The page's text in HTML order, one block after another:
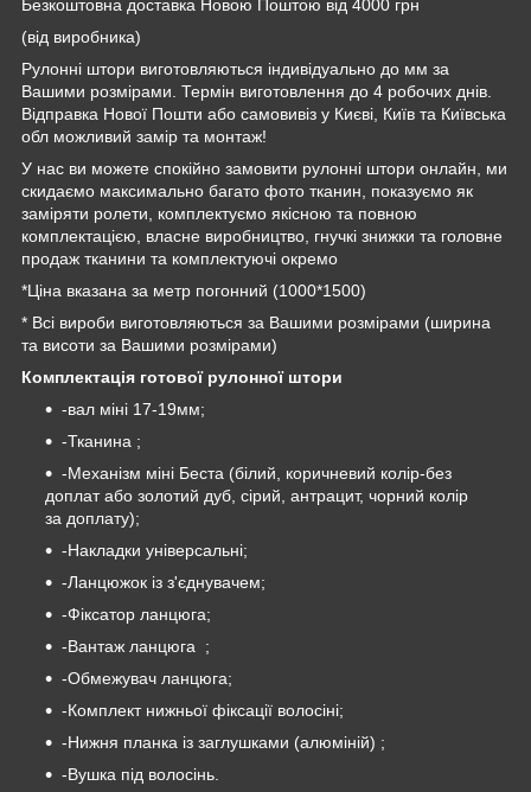
Безкоштовна доставка Новою Поштою від 4000 грн
(від виробника)
Рулонні штори виготовляються індивідуально до мм за
Вашими розмірами. Термін виготовлення до 4 робочих днів.
Відправка Нової Пошти або самовивіз у Києві, Київ та Київська
обл можливий замір та монтаж!
У нас ви можете спокійно замовити рулонні штори онлайн, ми
скидаємо максимально багато фото тканин, показуємо як
заміряти ролети, комплектуємо якісною та повною
комплектацією, власне виробництво, гнучкі знижки та головне
продаж тканини та комплектуючі окремо
*Ціна вказана за метр погонний (1000*1500)
* Всі вироби виготовляються за Вашими розмірами (ширина
та висоти за Вашими розмірами)
Комплектація готової рулонної штори
-вал міні 17-19мм;
-Тканина ;
-Механізм міні Беста (білий, коричневий колір-без
доплат або золотий дуб, сірий, антрацит, чорний колір
за доплату);
-Накладки універсальні;
-Ланцюжок із з'єднувачем;
-Фіксатор ланцюга;
-Вантаж ланцюга ;
-Обмежувач ланцюга;
-Комплект нижньої фіксації волосіні;
-Нижня планка із заглушками (алюміній) ;
-Вушка під волосінь.